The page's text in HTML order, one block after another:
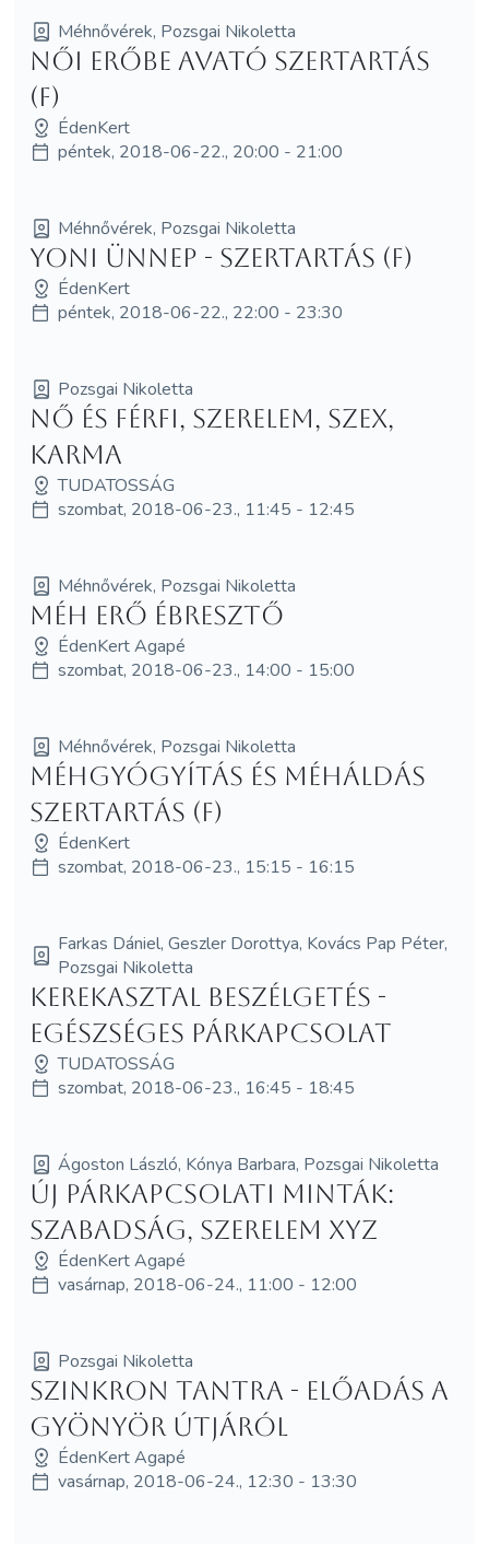
Méhnővérek, Pozsgai Nikoletta
Női Erőbe avató szertartás
(F)
ÉdenKert
péntek, 2018-06-22., 20:00 - 21:00
Méhnővérek, Pozsgai Nikoletta
Yoni Ünnep - szertartás (F)
ÉdenKert
péntek, 2018-06-22., 22:00 - 23:30
Pozsgai Nikoletta
Nő és Férfi, szerelem, szex,
karma
TUDATOSSÁG
szombat, 2018-06-23., 11:45 - 12:45
Méhnővérek, Pozsgai Nikoletta
Méh Erő Ébresztő
ÉdenKert Agapé
szombat, 2018-06-23., 14:00 - 15:00
Méhnővérek, Pozsgai Nikoletta
Méhgyógyítás és MéhÁldás
szertartás (F)
ÉdenKert
szombat, 2018-06-23., 15:15 - 16:15
Farkas Dániel, Geszler Dorottya, Kovács Pap Péter,
Pozsgai Nikoletta
Kerekasztal beszélgetés -
Egészséges párkapcsolat
TUDATOSSÁG
szombat, 2018-06-23., 16:45 - 18:45
Ágoston László, Kónya Barbara, Pozsgai Nikoletta
Új Párkapcsolati Minták:
Szabadság, Szerelem XYZ
ÉdenKert Agapé
vasárnap, 2018-06-24., 11:00 - 12:00
Pozsgai Nikoletta
Szinkron Tantra - előadás a
gyönyör útjáról
ÉdenKert Agapé
vasárnap, 2018-06-24., 12:30 - 13:30